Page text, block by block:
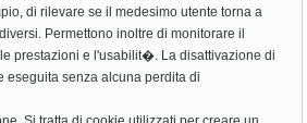
di rilevare se il medesimo utente torna a
Permettono inoltre di monitorare il
prestazioni e l'usabilit�. La disattivazione di
senza alcuna perdita di